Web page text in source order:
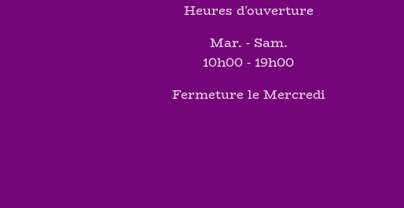
Heures d'ouverture
Mar. - Sam.
10h00 - 19h00
Fermeture le Mercredi